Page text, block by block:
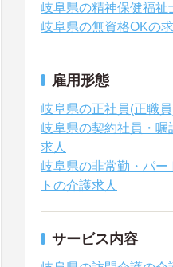
岐阜県の精神保健福祉
岐阜県の無資格OKの
雇用形態
岐阜県の正社員(正職
岐阜県の契約社員・嘱
求人
岐阜県の非常勤・パー
トの介護求人
サービス内容